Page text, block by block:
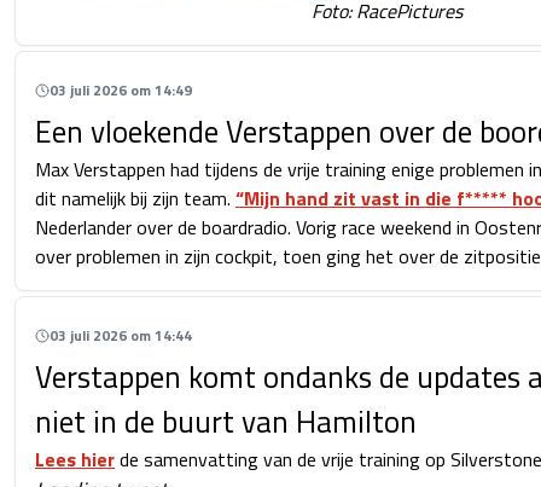
Foto: RacePictures
03 juli 2026 om 14:49
Een vloekende Verstappen over de
Max Verstappen had tijdens de vrije training enige problemen
dit namelijk bij zijn team. “Mijn hand zit vast in die f*****
Nederlander over de boardradio. Vorig race weekend in
over problemen in zijn cockpit, toen ging het over de
03 juli 2026 om 14:44
Verstappen komt ondanks de updates
niet in de buurt van Hamilton
Lees hierde samenvatting van de vrije training op